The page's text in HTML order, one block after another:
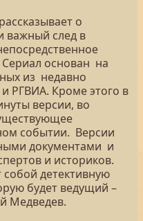
о
важный след в
основан на
из недавно
РГВИА. Кроме этого в
версии, во
событии. Версии
документами и
и историков.
детективную
будет ведущий –
Медведев.